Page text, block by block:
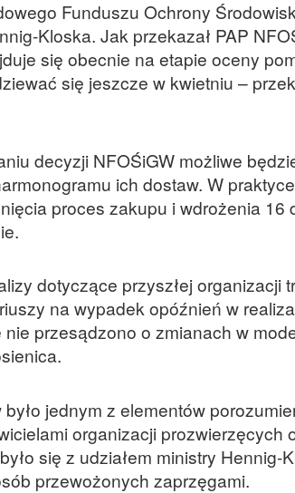
Funduszu Ochrony
Kloska. Jak przekazał PAP
się obecnie na etapie oceny
się jeszcze w kwietniu –
decyzji NFOŚiGW możliwe
ich dostaw. W
proces zakupu i wdrożenia 16
dotyczące przyszłej organizacji
na wypadek opóźnień w
przesądzono o zmianach w
jednym z elementów
organizacji prozwierzęcych
się z udziałem ministry Hennig-
przewożonych zaprzęgami.